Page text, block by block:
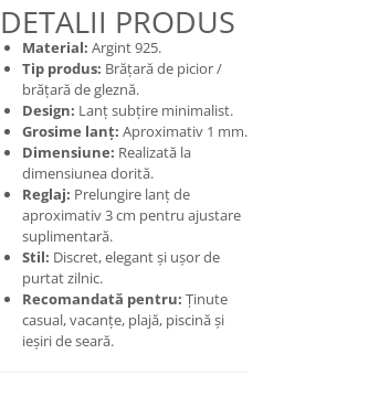
DETALII PRODUS
Material: Argint 925.
Tip produs: Brățară de picior /
brățară de gleznă.
Design: Lanț subțire minimalist.
Grosime lanț: Aproximativ 1 mm.
Dimensiune: Realizată la
dimensiunea dorită.
Reglaj: Prelungire lanț de
aproximativ 3 cm pentru ajustare
suplimentară.
Stil: Discret, elegant și ușor de
purtat zilnic.
Recomandată pentru: Ținute
casual, vacanțe, plajă, piscină și
ieșiri de seară.